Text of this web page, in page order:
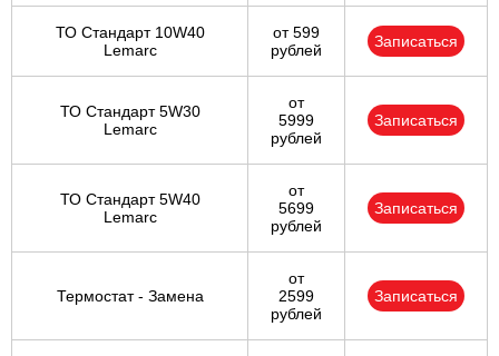
ТО Стандарт 10W40
Lemarc
от 599
рублей
Записаться
ТО Стандарт 5W30
Lemarc
от
5999
рублей
Записаться
ТО Стандарт 5W40
Lemarc
от
5699
рублей
Записаться
Термостат - Замена
от
2599
рублей
Записаться